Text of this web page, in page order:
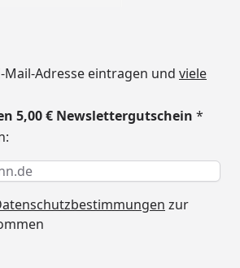
das Zubehör keine
auswählen).
x
495 x 245,8 cm, 555,2 x
245,8 cm, 495 x 276 cm,
555,2 x 276 cm, 495 x 307,8
cm, 555,2 x 307,8 cm
Mail-Adresse eintragen und viele
5,00 € Newslettergutschein *
zur